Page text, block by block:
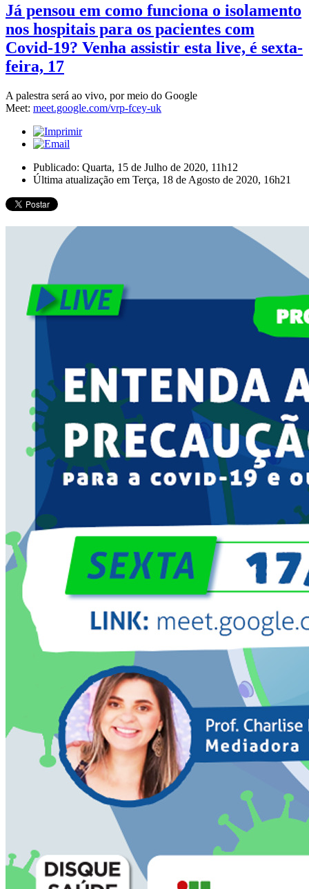
Já pensou em como funciona o isolamento
nos hospitais para os pacientes com
Covid-19? Venha assistir esta live, é sexta-
feira, 17
A palestra será ao vivo, por meio do Google
Meet: meet.google.com/vrp-fcey-uk
Publicado: Quarta, 15 de Julho de 2020, 11h12
Última atualização em Terça, 18 de Agosto de 2020, 16h21